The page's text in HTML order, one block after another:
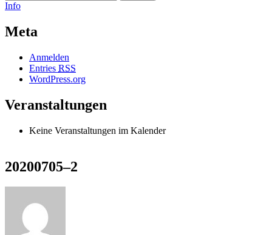
Info
Meta
Anmelden
Entries RSS
WordPress.org
Veranstaltungen
Keine Veranstaltungen im Kalender
20200705–2